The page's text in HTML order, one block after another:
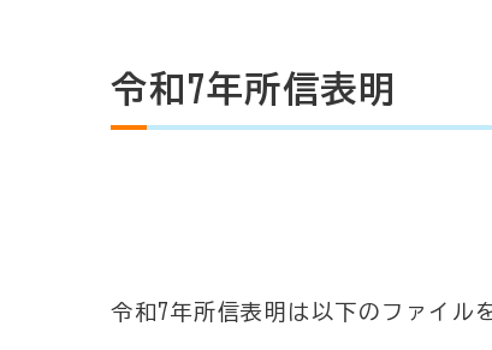
令和7年所信表明
令和7年所信表明は以下のファイル